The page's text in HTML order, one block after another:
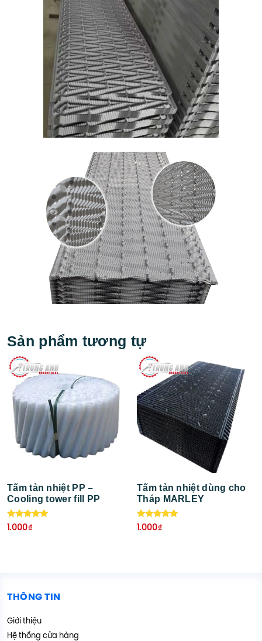
Sản phẩm tương tự
Tấm tản nhiệt PP –
Cooling tower fill PP
Được xếp
hạng
1.000₫
Tấm tản nhiệt dùng cho
Tháp MARLEY
Được xếp
hạng
1.000₫
THÔNG TIN
Giới thiệu
Hệ thống cửa hàng